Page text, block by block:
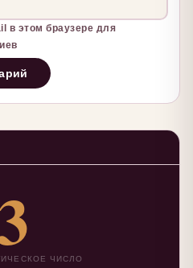
в этом браузере для
ЧИСЛО